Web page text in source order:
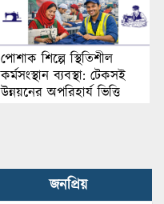
পোশাক শিল্পে স্থিতিশীল
কর্মসংস্থান ব্যবস্থা: টেকসই
উন্নয়নের অপরিহার্য ভিত্তি
জনপ্রিয়